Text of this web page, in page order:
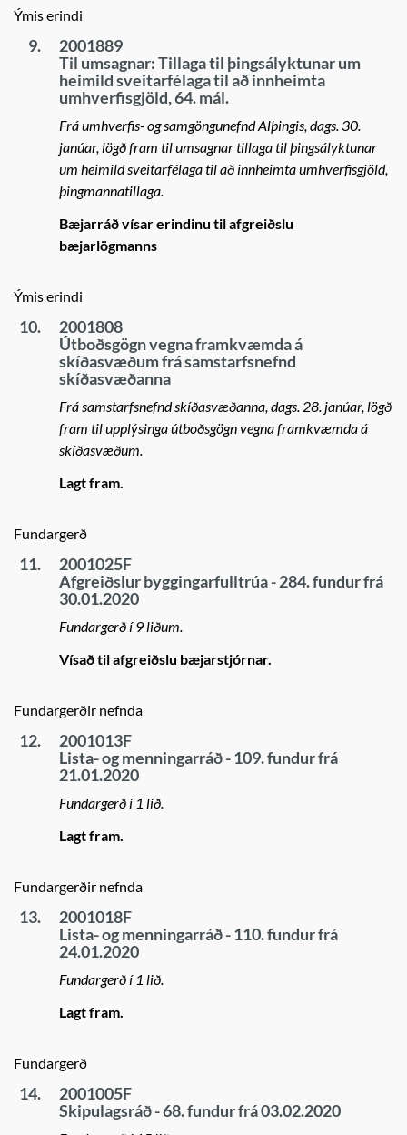
Ýmis erindi
9.
2001889
Til umsagnar: Tillaga til þingsályktunar um
heimild sveitarfélaga til að innheimta
umhverfisgjöld, 64. mál.
Frá umhverfis- og samgöngunefnd Alþingis, dags. 30.
janúar, lögð fram til umsagnar tillaga til þingsályktunar
um heimild sveitarfélaga til að innheimta umhverfisgjöld,
þingmannatillaga.
Bæjarráð vísar erindinu til afgreiðslu
bæjarlögmanns
Ýmis erindi
10.
2001808
Útboðsgögn vegna framkvæmda á
skíðasvæðum frá samstarfsnefnd
skíðasvæðanna
Frá samstarfsnefnd skíðasvæðanna, dags. 28. janúar, lögð
fram til upplýsinga útboðsgögn vegna framkvæmda á
skíðasvæðum.
Lagt fram.
Fundargerð
11.
2001025F
Afgreiðslur byggingarfulltrúa - 284. fundur frá
30.01.2020
Fundargerð í 9 liðum.
Vísað til afgreiðslu bæjarstjórnar.
Fundargerðir nefnda
12.
2001013F
Lista- og menningarráð - 109. fundur frá
21.01.2020
Fundargerð í 1 lið.
Lagt fram.
Fundargerðir nefnda
13.
2001018F
Lista- og menningarráð - 110. fundur frá
24.01.2020
Fundargerð í 1 lið.
Lagt fram.
Fundargerð
14.
2001005F
Skipulagsráð - 68. fundur frá 03.02.2020